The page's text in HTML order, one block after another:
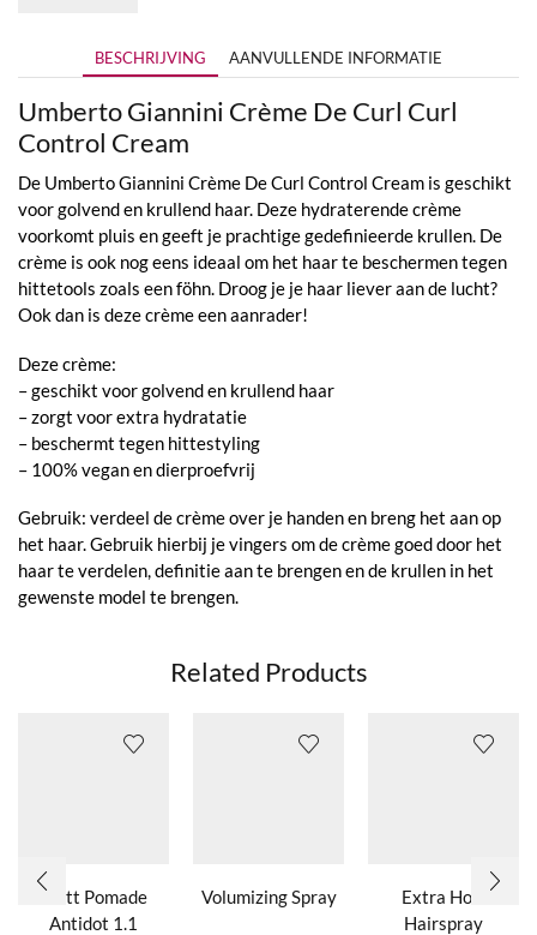
BESCHRIJVING AANVULLENDE INFORMATIE
Umberto Giannini Crème De Curl Curl
Control Cream
De Umberto Giannini Crème De Curl Control Cream is geschikt
voor golvend en krullend haar. Deze hydraterende crème
voorkomt pluis en geeft je prachtige gedefinieerde krullen. De
crème is ook nog eens ideaal om het haar te beschermen tegen
hittetools zoals een föhn. Droog je je haar liever aan de lucht?
Ook dan is deze crème een aanrader!
Deze crème:
– geschikt voor golvend en krullend haar
– zorgt voor extra hydratatie
– beschermt tegen hittestyling
– 100% vegan en dierproefvrij
Gebruik: verdeel de crème over je handen en breng het aan op
het haar. Gebruik hierbij je vingers om de crème goed door het
haar te verdelen, definitie aan te brengen en de krullen in het
gewenste model te brengen.
Related Products
Matt Pomade
Antidot 1.1
Volumizing Spray
Extra Hold
Hairspray